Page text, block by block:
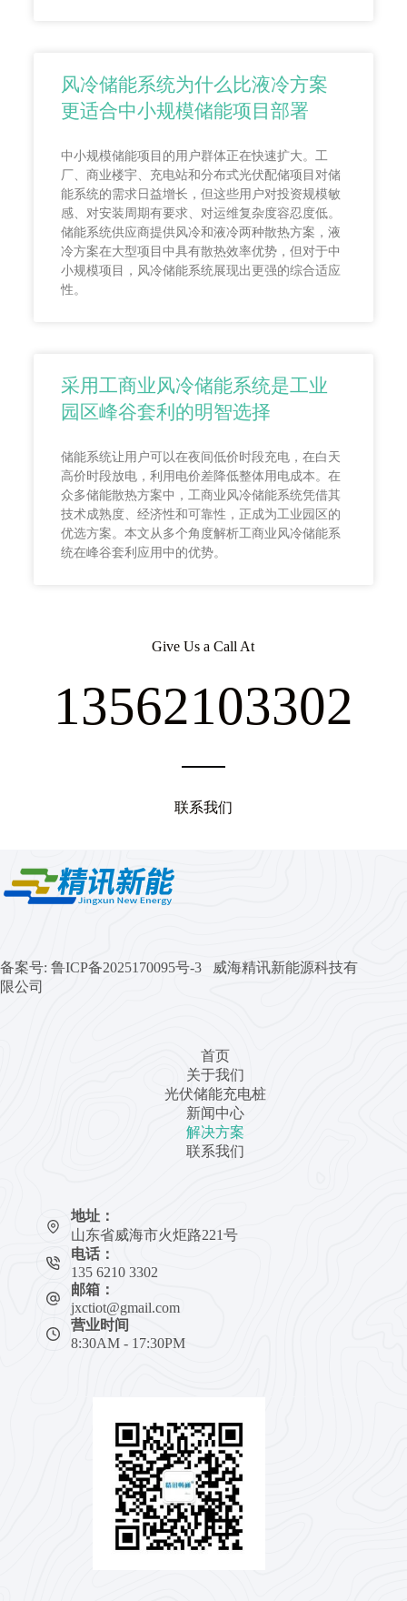
风冷储能系统为什么比液冷方案
更适合中小规模储能项目部署
中小规模储能项目的用户群体正在快速扩大。工
厂、商业楼宇、充电站和分布式光伏配储项目对储
能系统的需求日益增长，但这些用户对投资规模敏
感、对安装周期有要求、对运维复杂度容忍度低。
储能系统供应商提供风冷和液冷两种散热方案，液
冷方案在大型项目中具有散热效率优势，但对于中
小规模项目，风冷储能系统展现出更强的综合适应
性。
采用工商业风冷储能系统是工业
园区峰谷套利的明智选择
储能系统让用户可以在夜间低价时段充电，在白天
高价时段放电，利用电价差降低整体用电成本。在
众多储能散热方案中，工商业风冷储能系统凭借其
技术成熟度、经济性和可靠性，正成为工业园区的
优选方案。本文从多个角度解析工商业风冷储能系
统在峰谷套利应用中的优势。
Give Us a Call At
13562103302
联系我们
备案号: 鲁ICP备2025170095号-3 威海精讯新能源科技有
限公司
首页
关于我们
光伏储能充电桩
新闻中心
解决方案
联系我们
地址：
山东省威海市火炬路221号
电话：
135 6210 3302
邮箱：
jxctiot@gmail.com
营业时间
8:30AM - 17:30PM